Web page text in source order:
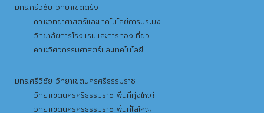
มทร.ศรีวิชัย วิทยาเขตตรัง
คณะวิทยาศาสตร์และเทคโนโลยีการประมง
วิทยาลัยการโรงแรมและการท่องเที่ยว
คณะวิศวกรรมศาสตร์และเทคโนโลยี
มทร.ศรีวิชัย วิทยาเขตนครศรีธรรมราช
วิทยาเขตนครศรีธรรมราช พื้นที่ทุ่งใหญ่
วิทยาเขตนครศรีธรรมราช พื้นที่ไสใหญ่